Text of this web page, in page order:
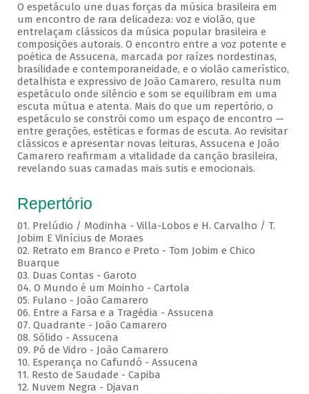
O espetáculo une duas forças da música brasileira em
um encontro de rara delicadeza: voz e violão, que
entrelaçam clássicos da música popular brasileira e
composições autorais. O encontro entre a voz potente e
poética de Assucena, marcada por raízes nordestinas,
brasilidade e contemporaneidade, e o violão camerístico,
detalhista e expressivo de João Camarero, resulta num
espetáculo onde silêncio e som se equilibram em uma
escuta mútua e atenta. Mais do que um repertório, o
espetáculo se constrói como um espaço de encontro —
entre gerações, estéticas e formas de escuta. Ao revisitar
clássicos e apresentar novas leituras, Assucena e João
Camarero reafirmam a vitalidade da canção brasileira,
revelando suas camadas mais sutis e emocionais.
Repertório
01. Prelúdio / Modinha - Villa-Lobos e H. Carvalho / T.
Jobim E Vinícius de Moraes
02. Retrato em Branco e Preto - Tom Jobim e Chico
Buarque
03. Duas Contas - Garoto
04. O Mundo é um Moinho - Cartola
05. Fulano - João Camarero
06. Entre a Farsa e a Tragédia - Assucena
07. Quadrante - João Camarero
08. Sólido - Assucena
09. Pó de Vidro - João Camarero
10. Esperança no Cafundó - Assucena
11. Resto de Saudade - Capiba
12. Nuvem Negra - Djavan